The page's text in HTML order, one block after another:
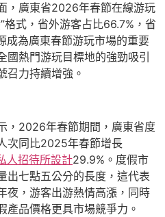
，廣東省2026年春節在線游玩
格式，省外游客占比66.7%，省
成為廣東春節游玩市場的重要
熱門游玩目標地的強勁吸引
召力持續增強。
，2026年春節期間，廣東省度
次同比2025年春節增長
人招待所設計29.9%。度假市
出七點五公分的長度，這代表
夜，游客出游熱情高漲，同時
產品價格更具市場競爭力。